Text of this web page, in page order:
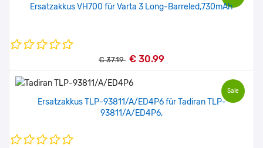
Ersatzakkus VH700 für Varta 3 Long-Barreled,730mAh
€ 37.19 € 30.99
Sale
Ersatzakkus TLP-93811/A/ED4P6 für Tadiran TLP-
93811/A/ED4P6,